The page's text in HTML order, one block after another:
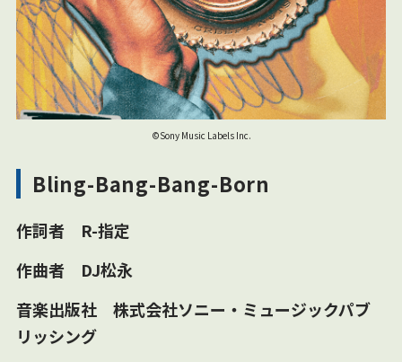
©Sony Music Labels Inc.
Bling-Bang-Bang-Born
作詞者 R-指定
作曲者 DJ松永
音楽出版社 株式会社ソニー・ミュージックパブ
リッシング